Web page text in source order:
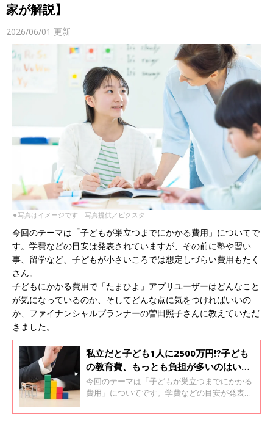
家が解説】
2026/06/01 更新
⚫︎写真はイメージです 写真提供／ピクスタ
今回のテーマは「子どもが巣立つまでにかかる費用」についてで
す。学費などの目安は発表されていますが、その前に塾や習い
事、留学など、子どもが小さいころでは想定しづらい費用もたく
さん。
子どもにかかる費用で「たまひよ」アプリユーザーはどんなこと
が気になっているのか、そしてどんな点に気をつければいいの
か、ファイナンシャルプランナーの曽田照子さんに教えていただ
きました。
私立だと子ども1人に2500万円⁉子ども
の教育費、もっとも負担が多いのはい
つ？貯め時と貯め方をFPが解説
今回のテーマは「子どもが巣立つまでにかかる
費用」についてです。学費などの目安が発表さ
大学は学部によって差が大きいのも現実。そこ